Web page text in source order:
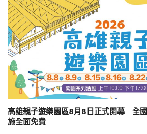
高雄親子遊樂園區8月8日正式開幕 全
施全面免費